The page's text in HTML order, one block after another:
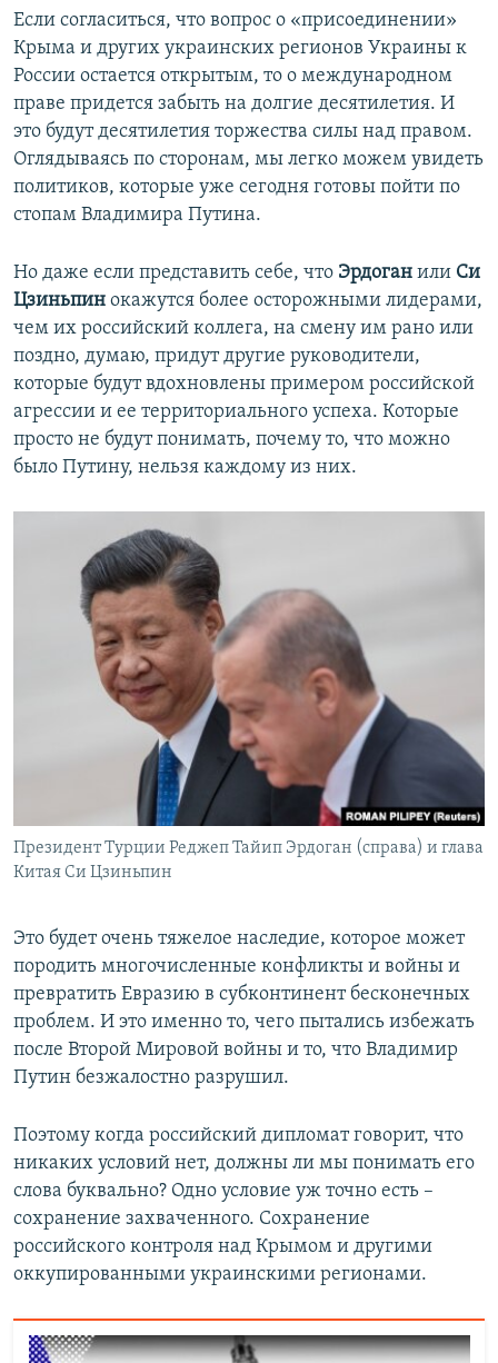
Если согласиться, что вопрос о «присоединении»
Крыма и других украинских регионов Украины к
России остается открытым, то о международном
праве придется забыть на долгие десятилетия. И
это будут десятилетия торжества силы над правом.
Оглядываясь по сторонам, мы легко можем увидеть
политиков, которые уже сегодня готовы пойти по
стопам Владимира Путина.
Но даже если представить себе, что Эрдоган или Си
Цзиньпин окажутся более осторожными лидерами,
чем их российский коллега, на смену им рано или
поздно, думаю, придут другие руководители,
которые будут вдохновлены примером российской
агрессии и ее территориального успеха. Которые
просто не будут понимать, почему то, что можно
было Путину, нельзя каждому из них.
Президент Турции Реджеп Тайип Эрдоган (справа) и глава
Китая Си Цзиньпин
Это будет очень тяжелое наследие, которое может
породить многочисленные конфликты и войны и
превратить Евразию в субконтинент бесконечных
проблем. И это именно то, чего пытались избежать
после Второй Мировой войны и то, что Владимир
Путин безжалостно разрушил.
Поэтому когда российский дипломат говорит, что
никаких условий нет, должны ли мы понимать его
слова буквально? Одно условие уж точно есть –
сохранение захваченного. Сохранение
российского контроля над Крымом и другими
оккупированными украинскими регионами.